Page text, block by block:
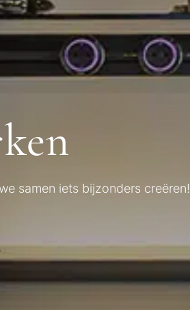
samen iets bijzonders creëren!